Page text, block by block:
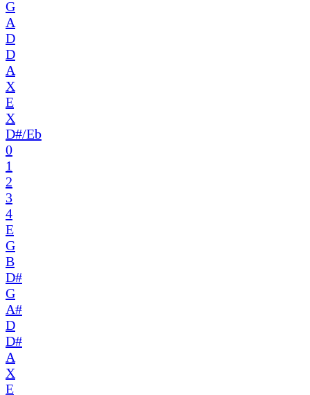
G
A
D
D
A
X
E
X
D#/Eb
0
1
2
3
4
E
G
B
D#
G
A#
D
D#
A
X
E